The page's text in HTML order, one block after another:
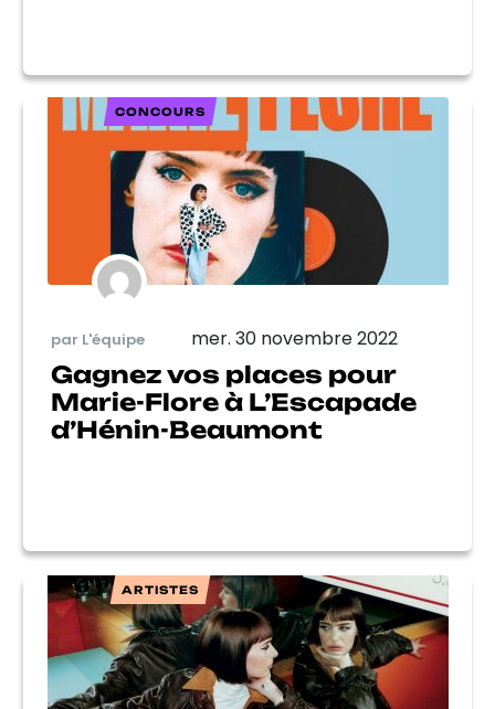
CONCOURS
par L'équipe mer. 30 novembre 2022
Gagnez vos places pour
Marie-Flore à L’Escapade
d’Hénin-Beaumont
ARTISTES